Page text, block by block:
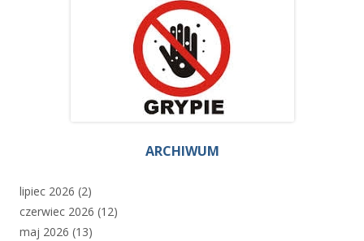
ARCHIWUM
lipiec 2026 (2)
czerwiec 2026 (12)
maj 2026 (13)